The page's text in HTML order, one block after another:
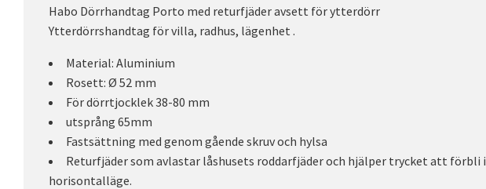
Habo Dörrhandtag Porto med returfjäder avsett för ytterdörr
Ytterdörrshandtag för villa, radhus, lägenhet .
Material: Aluminium
Rosett: Ø 52 mm
För dörrtjocklek 38-80 mm
utsprång 65mm
Fastsättning med genom gående skruv och hylsa
Returfjäder som avlastar låshusets roddarfjäder och hjälper trycket att förbli i
horisontalläge.